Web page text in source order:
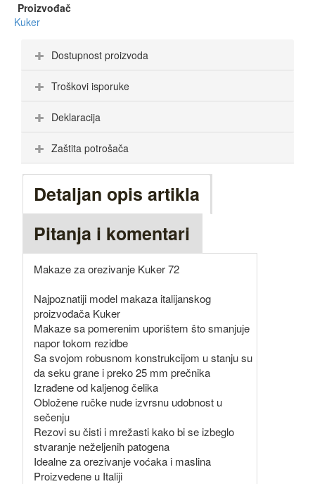
Proizvođač
Kuker
Dostupnost proizvoda
Troškovi isporuke
Deklaracija
Zaštita potrošača
Detaljan opis artikla
Pitanja i komentari
Makaze za orezivanje Kuker 72
Najpoznatiji model makaza italijanskog
proizvođača Kuker
Makaze sa pomerenim uporištem što smanjuje
napor tokom rezidbe
Sa svojom robusnom konstrukcijom u stanju su
da seku grane i preko 25 mm prečnika
Izrađene od kaljenog čelika
Obložene ručke nude izvrsnu udobnost u
sečenju
Rezovi su čisti i mrežasti kako bi se izbeglo
stvaranje neželjenih patogena
Idealne za orezivanje voćaka i maslina
Proizvedene u Italiji